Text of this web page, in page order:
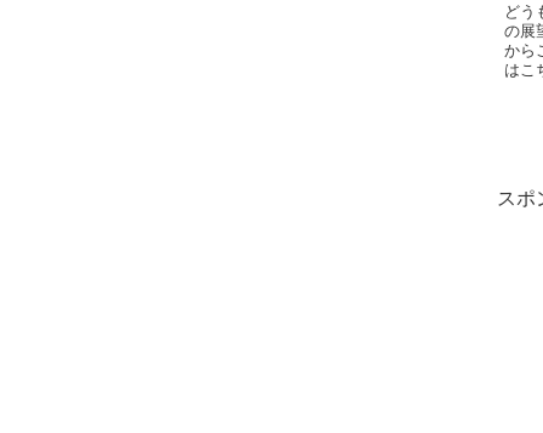
どう
の展
から
はこ
スポ